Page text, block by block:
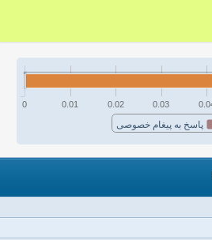
پاسخ به پیغام خصوصی
0 0.01 0.02 0.03